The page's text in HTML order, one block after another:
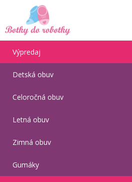
Výpredaj
Detská obuv
Celoročná obuv
Letná obuv
Zimná obuv
Gumáky